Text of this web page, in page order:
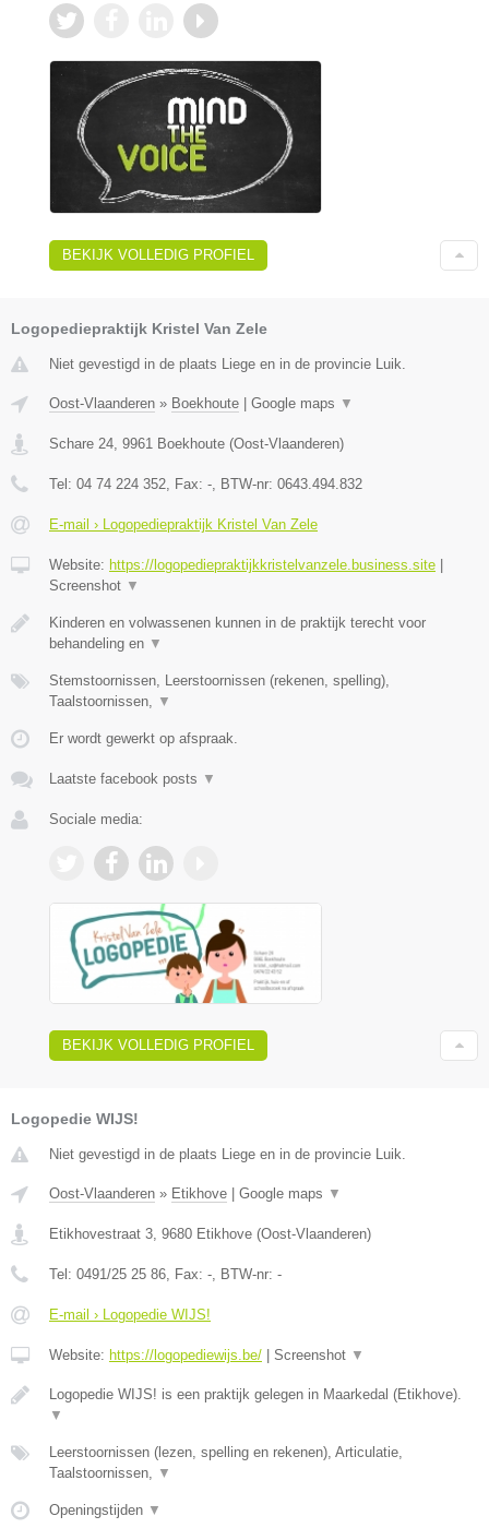
BEKIJK VOLLEDIG PROFIEL
Logopediepraktijk Kristel Van Zele
Niet gevestigd in de plaats Liege en in de provincie Luik.
Oost-Vlaanderen » Boekhoute Google maps ▼
Schare 24, 9961 Boekhoute (Oost-Vlaanderen)
Tel: 04 74 224 352, Fax: -, BTW-nr: 0643.494.832
E-mail › Logopediepraktijk Kristel Van Zele
Website: https://logopediepraktijkkristelvanzele.business.site
Screenshot ▼
Kinderen en volwassenen kunnen in de praktijk terecht voor
behandeling en ▼
Stemstoornissen, Leerstoornissen (rekenen, spelling),
Taalstoornissen, ▼
Er wordt gewerkt op afspraak.
Laatste facebook posts ▼
Sociale media:
BEKIJK VOLLEDIG PROFIEL
Logopedie WIJS!
Niet gevestigd in de plaats Liege en in de provincie Luik.
Oost-Vlaanderen » Etikhove Google maps ▼
Etikhovestraat 3, 9680 Etikhove (Oost-Vlaanderen)
Tel: 0491/25 25 86, Fax: -, BTW-nr: -
E-mail › Logopedie WIJS!
Website: https://logopediewijs.be/ Screenshot ▼
Logopedie WIJS! is een praktijk gelegen in Maarkedal (Etikhove).
▼
Leerstoornissen (lezen, spelling en rekenen), Articulatie,
Taalstoornissen, ▼
Openingstijden ▼